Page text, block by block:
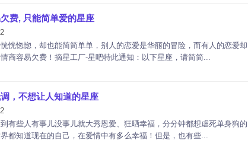
费, 只能简单爱的星座
2
恍惚惚，却也能简简单单，别人的恋爱是华丽的冒险，而有人的恋爱却
商容易欠费！摘星工厂-星吧特此通知：以下星座，请简简...
，不想让人知道的星座
2
有些人有事儿没事儿就大秀恩爱、狂晒幸福，分分钟都想虐死单身狗的
都知道现在的自己，在爱情中有多么幸福！但是，也有些...